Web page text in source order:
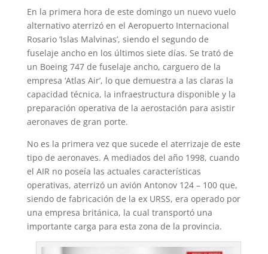
h
a
t
s
A
p
p
T
e
l
e
g
r
a
m
T
w
i
t
t
e
r
P
i
n
t
e
r
e
s
t
a
c
e
b
o
k
E
m
a
i
l
h
a
r
e
En la primera hora de este domingo un nuevo vuelo
alternativo aterrizó en el Aeropuerto Internacional
Rosario ‘Islas Malvinas’, siendo el segundo de
fuselaje ancho en los últimos siete días. Se trató de
un Boeing 747 de fuselaje ancho, carguero de la
empresa ‘Atlas Air’, lo que demuestra a las claras la
capacidad técnica, la infraestructura disponible y la
preparación operativa de la aerostación para asistir
aeronaves de gran porte.
No es la primera vez que sucede el aterrizaje de este
tipo de aeronaves. A mediados del año 1998, cuando
el AIR no poseía las actuales características
operativas, aterrizó un avión Antonov 124 – 100 que,
siendo de fabricación de la ex URSS, era operado por
una empresa británica, la cual transportó una
importante carga para esta zona de la provincia.